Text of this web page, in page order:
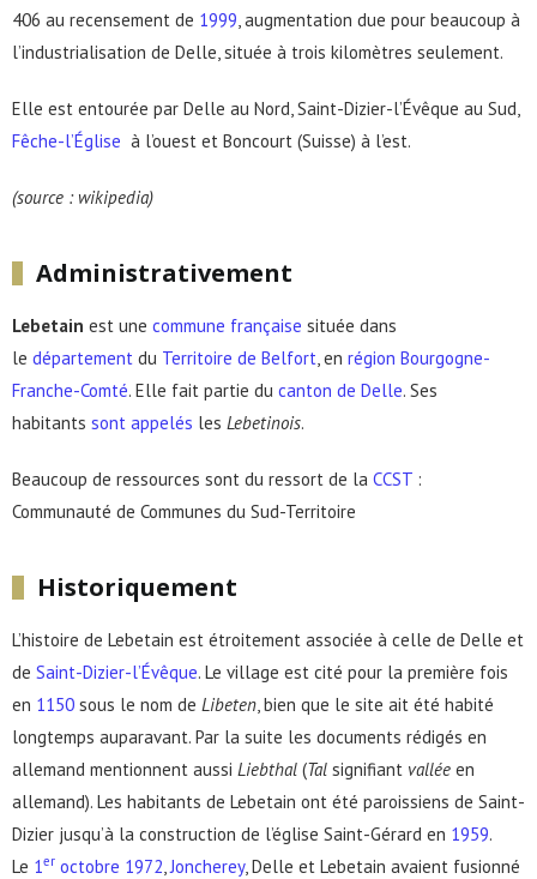
406 au recensement de 1999, augmentation due pour beaucoup à
l’industrialisation de Delle, située à trois kilomètres seulement.
Elle est entourée par Delle au Nord, Saint-Dizier-l’Évêque au Sud,
Fêche-l’Église à l’ouest et Boncourt (Suisse) à l’est.
(source : wikipedia)
Administrativement
Lebetain est une commune française située dans
le département du Territoire de Belfort, en région Bourgogne-
Franche-Comté. Elle fait partie du canton de Delle. Ses
habitants sont appelés les Lebetinois.
Beaucoup de ressources sont du ressort de la CCST :
Communauté de Communes du Sud-Territoire
Historiquement
L’histoire de Lebetain est étroitement associée à celle de Delle et
de Saint-Dizier-l’Évêque. Le village est cité pour la première fois
en 1150 sous le nom de Libeten, bien que le site ait été habité
longtemps auparavant. Par la suite les documents rédigés en
allemand mentionnent aussi Liebthal (Tal signifiant vallée en
allemand). Les habitants de Lebetain ont été paroissiens de Saint-
Dizier jusqu’à la construction de l’église Saint-Gérard en 1959.
Le 1er octobre 1972,Joncherey, Delle et Lebetain avaient fusionné